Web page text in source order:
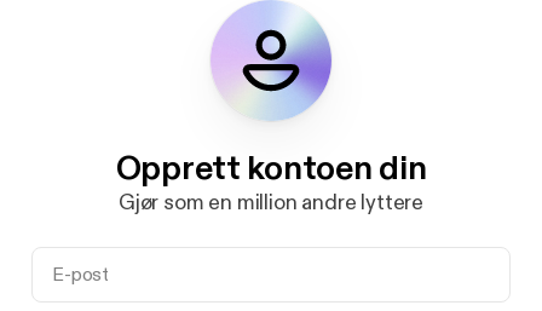
Opprett kontoen din
Gjør som en million andre lyttere